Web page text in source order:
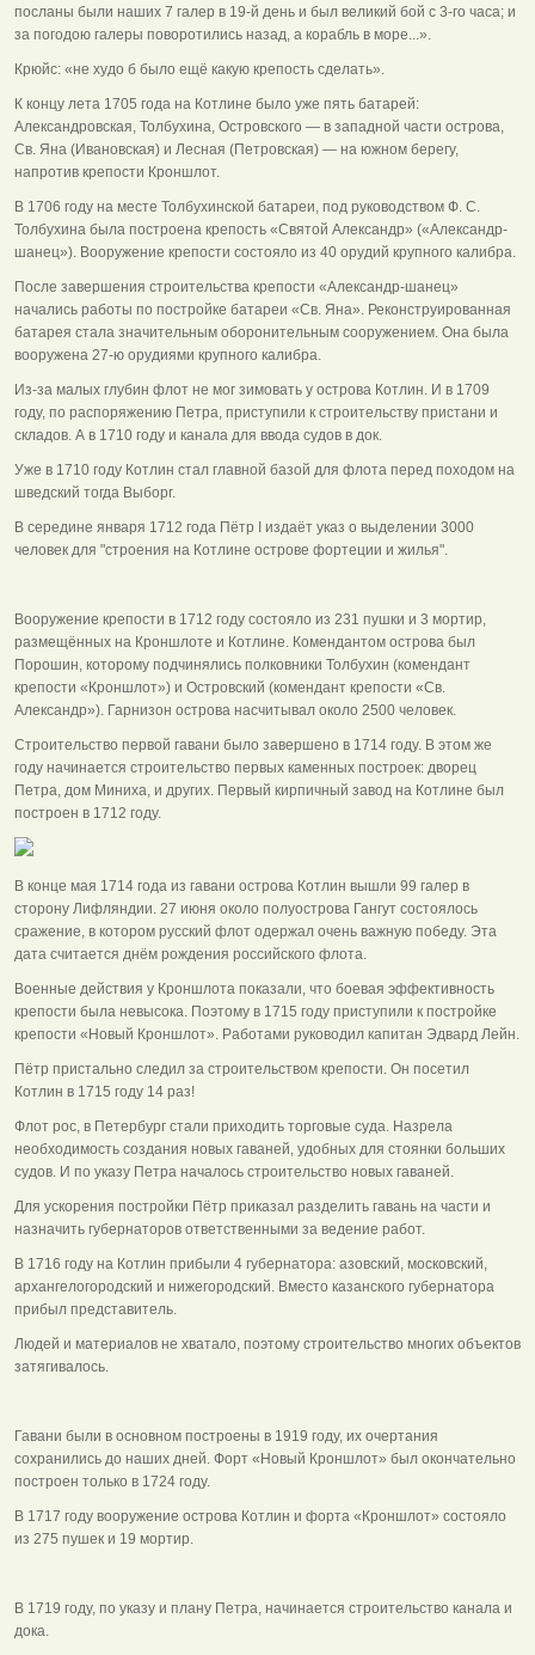
посланы были наших 7 галер в 19-й день и был великий бой с 3-го часа; и
за погодою галеры поворотились назад, а корабль в море...».
Крюйс: «не худо б было ещё какую крепость сделать».
К концу лета 1705 года на Котлине было уже пять батарей:
Александровская, Толбухина, Островского — в западной части острова,
Св. Яна (Ивановская) и Лесная (Петровская) — на южном берегу,
напротив крепости Кроншлот.
В 1706 году на месте Толбухинской батареи, под руководством Ф. С.
Толбухина была построена крепость «Святой Александр» («Александр-
шанец»). Вооружение крепости состояло из 40 орудий крупного калибра.
После завершения строительства крепости «Александр-шанец»
начались работы по постройке батареи «Св. Яна». Реконструированная
батарея стала значительным оборонительным сооружением. Она была
вооружена 27-ю орудиями крупного калибра.
Из-за малых глубин флот не мог зимовать у острова Котлин. И в 1709
году, по распоряжению Петра, приступили к строительству пристани и
складов. А в 1710 году и канала для ввода судов в док.
Уже в 1710 году Котлин стал главной базой для флота перед походом на
шведский тогда Выборг.
В середине января 1712 года Пётр I издаёт указ о выделении 3000
человек для "строения на Котлине острове фортеции и жилья".
Вооружение крепости в 1712 году состояло из 231 пушки и 3 мортир,
размещённых на Кроншлоте и Котлине. Комендантом острова был
Порошин, которому подчинялись полковники Толбухин (комендант
крепости «Кроншлот») и Островский (комендант крепости «Св.
Александр»). Гарнизон острова насчитывал около 2500 человек.
Строительство первой гавани было завершено в 1714 году. В этом же
году начинается строительство первых каменных построек: дворец
Петра, дом Миниха, и других. Первый кирпичный завод на Котлине был
построен в 1712 году.
В конце мая 1714 года из гавани острова Котлин вышли 99 галер в
сторону Лифляндии. 27 июня около полуострова Гангут состоялось
сражение, в котором русский флот одержал очень важную победу. Эта
дата считается днём рождения российского флота.
Военные действия у Кроншлота показали, что боевая эффективность
крепости была невысока. Поэтому в 1715 году приступили к постройке
крепости «Новый Кроншлот». Работами руководил капитан Эдвард Лейн.
Пётр пристально следил за строительством крепости. Он посетил
Котлин в 1715 году 14 раз!
Флот рос, в Петербург стали приходить торговые суда. Назрела
необходимость создания новых гаваней, удобных для стоянки больших
судов. И по указу Петра началось строительство новых гаваней.
Для ускорения постройки Пётр приказал разделить гавань на части и
назначить губернаторов ответственными за ведение работ.
В 1716 году на Котлин прибыли 4 губернатора: азовский, московский,
архангелогородский и нижегородский. Вместо казанского губернатора
прибыл представитель.
Людей и материалов не хватало, поэтому строительство многих объектов
затягивалось.
Гавани были в основном построены в 1919 году, их очертания
сохранились до наших дней. Форт «Новый Кроншлот» был окончательно
построен только в 1724 году.
В 1717 году вооружение острова Котлин и форта «Кроншлот» состояло
из 275 пушек и 19 мортир.
В 1719 году, по указу и плану Петра, начинается строительство канала и
дока.